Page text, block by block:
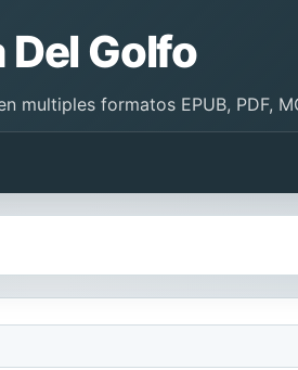
Del Golfo
multiples formatos EPUB, PDF,